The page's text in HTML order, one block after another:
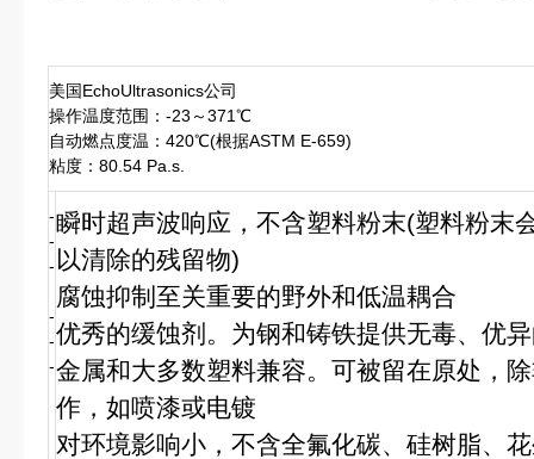
美国EchoUltrasonics公司
操作温度范围：-23～371℃
自动燃点度温：420℃(根据ASTM E-659)
粘度：80.54 Pa.s.
-
-
-
-
-
-
瞬时超声波响应，不含塑料粉末(塑料粉末
以清除的残留物)
腐蚀抑制至关重要的野外和低温耦合
优秀的缓蚀剂。为钢和铸铁提供无毒、优
金属和大多数塑料兼容。可被留在原处，
作，如喷漆或电镀
对环境影响小，不含全氟化碳、硅树脂、